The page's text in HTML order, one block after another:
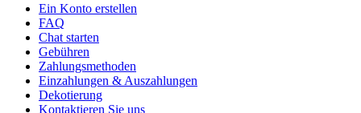
Ein Konto erstellen
FAQ
Chat starten
Gebühren
Zahlungsmethoden
Einzahlungen & Auszahlungen
Dekotierung
Kontaktieren Sie uns